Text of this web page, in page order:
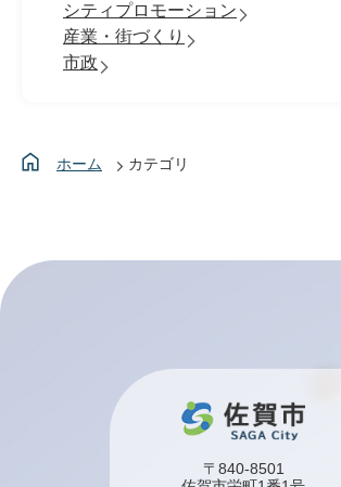
シティプロモーション
産業・街づくり
市政
ホーム カテゴリ
〒840-8501